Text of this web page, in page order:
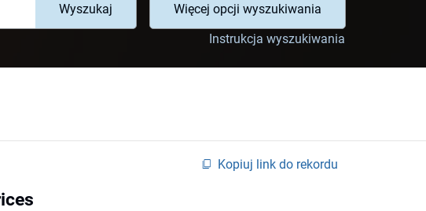
Wyszukaj
Więcej opcji wyszukiwania
Instrukcja wyszukiwania
Kopiuj link do rekordu